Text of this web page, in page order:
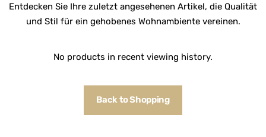
Entdecken Sie Ihre zuletzt angesehenen Artikel, die Qualität
und Stil für ein gehobenes Wohnambiente vereinen.
No products in recent viewing history.
Back to Shopping